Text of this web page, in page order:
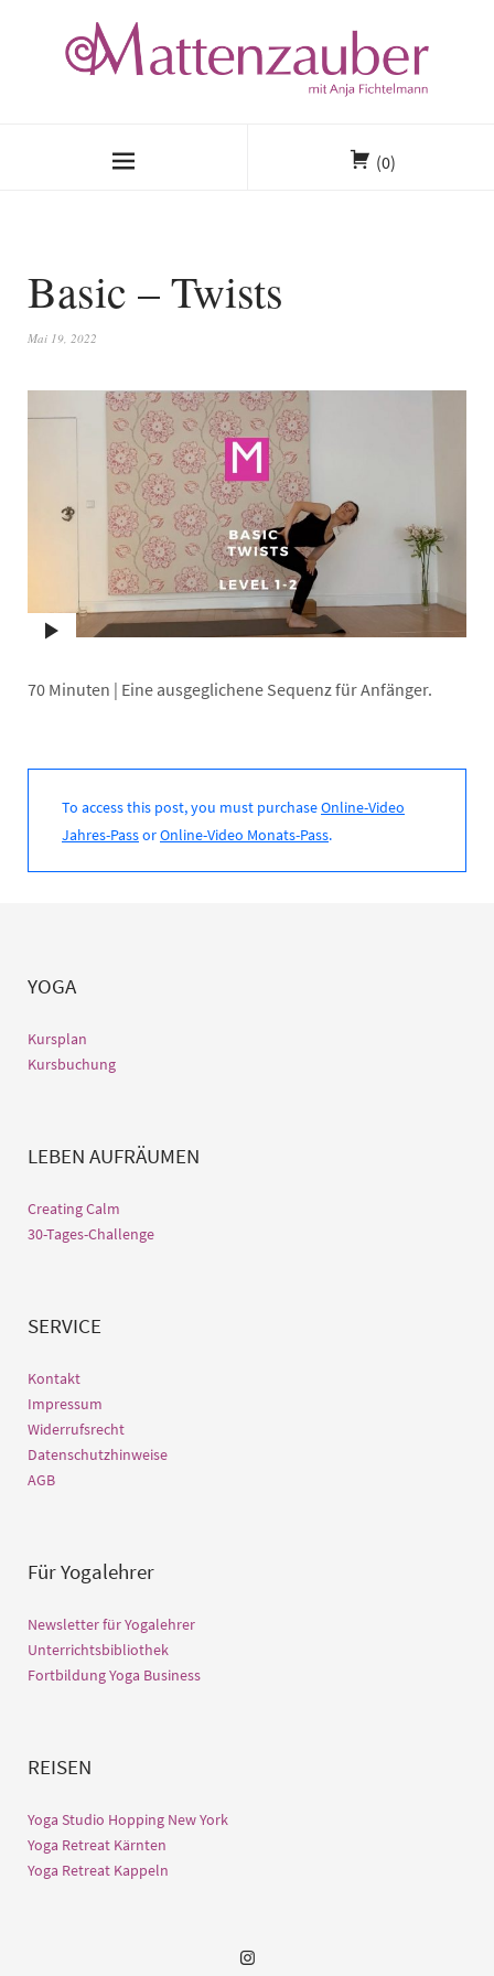
(0)
Basic – Twists
Mai 19, 2022
70 Minuten | Eine ausgeglichene Sequenz für Anfänger.
To access this post, you must purchaseOnline-Video
Jahres-PassorOnline-Video Monats-Pass.
YOGA
Kursplan
Kursbuchung
LEBEN AUFRÄUMEN
Creating Calm
30-Tages-Challenge
SERVICE
Kontakt
Impressum
Widerrufsrecht
Datenschutzhinweise
AGB
Für Yogalehrer
Newsletter für Yogalehrer
Unterrichtsbibliothek
Fortbildung Yoga Business
REISEN
Yoga Studio Hopping New York
Yoga Retreat Kärnten
Yoga Retreat Kappeln